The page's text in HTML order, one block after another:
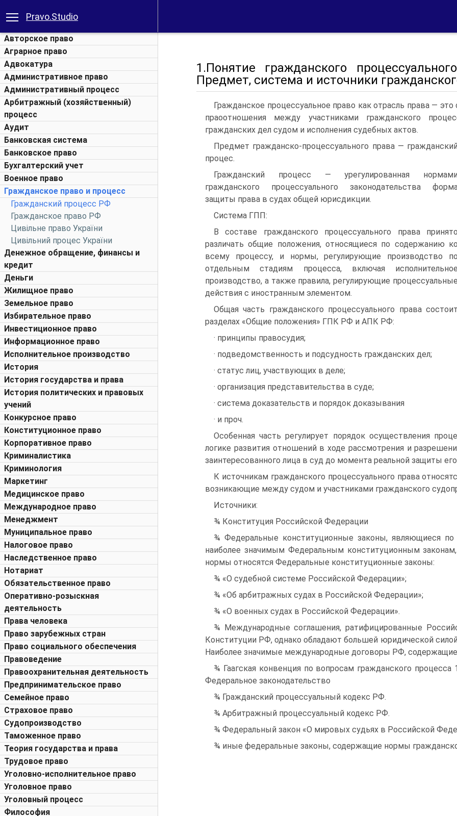
Pravo.Studio
Авторское право
Аграрное право
Адвокатура
Административное право
Административный процесс
Арбитражный (хозяйственный)
процесс
Аудит
Банковская система
Банковское право
Бухгалтерский учет
Военное право
Гражданское право и процесс
Гражданский процесс РФ
Гражданское право РФ
Цивільне право України
Цивільний процес України
Денежное обращение, финансы и
кредит
Деньги
Жилищное право
Земельное право
Избирательное право
Инвестиционное право
Информационное право
Исполнительное производство
История
История государства и права
История политических и правовых
учений
Конкурсное право
Конституционное право
Корпоративное право
Криминалистика
Криминология
Маркетинг
Медицинское право
Международное право
Менеджмент
Муниципальное право
Налоговое право
Наследственное право
Нотариат
Обязательственное право
Оперативно-розыскная
деятельность
Права человека
Право зарубежных стран
Право социального обеспечения
Правоведение
Правоохранительная деятельность
Предпринимательское право
Семейное право
Страховое право
Судопроизводство
Таможенное право
Теория государства и права
Трудовое право
Уголовно-исполнительное право
Уголовное право
Уголовный процесс
Философия
1.Понятие гражданского
Предмет, система и источники
Гражданское процессуальное право как отрасль права —
праоотношения между участниками гражданского
гражданских дел судом и исполнения судебных актов.
Предмет гражданско-процессуального права — гражданский
процес.
Гражданский процесс — урегулированная нормами
гражданского процессуального законодательства
защиты права в судах общей юрисдикции.
Система ГПП:
В составе гражданского процессуального права принято
различать общие положения, относящиеся по содержанию ко
всему процессу, и нормы, регулирующие производство по
отдельным стадиям процесса, включая исполнительное
производство, а также правила, регулирующие процессуальные
действия с иностранным элементом.
Общая часть гражданского процессуального права
разделах «Общие положения» ГПК РФ и АПК РФ:
· принципы правосудия;
· подведомственность и подсудность гражданских дел;
· статус лиц, участвующих в деле;
· организация представительства в суде;
· система доказательств и порядок доказывания
· и проч.
Особенная часть регулирует порядок осуществления
логике развития отношений в ходе рассмотрения и
заинтересованного лица в суд до момента реальной защиты
К источникам гражданского процессуального права
возникающие между судом и участниками гражданского
Источники:
¾ Конституция Российской Федерации
¾ Федеральные конституционные законы, являющиеся
наиболее значимым Федеральным конституционным
нормы относятся Федеральные конституционные законы:
¾ «О судебной системе Российской Федерации»;
¾ «Об арбитражных судах в Российской Федерации»;
¾ «О военных судах в Российской Федерации».
¾ Международные соглашения, ратифицированные
Конституции РФ, однако обладают большей юридической
Наиболее значимые международные договоры РФ,
¾ Гаагская конвенция по вопросам гражданского
Федеральное законодательство
¾ Гражданский процессуальный кодекс РФ.
¾ Арбитражный процессуальный кодекс РФ.
¾ Федеральный закон «О мировых судьях в Российской
¾ иные федеральные законы, содержащие нормы